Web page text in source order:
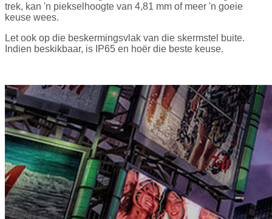
trek, kan 'n piekselhoogte van 4,81 mm of meer 'n goeie
keuse wees.
Let ook op die beskermingsvlak van die skermstel buite.
Indien beskikbaar, is IP65 en hoër die beste keuse.